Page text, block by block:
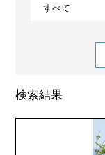
検索結果